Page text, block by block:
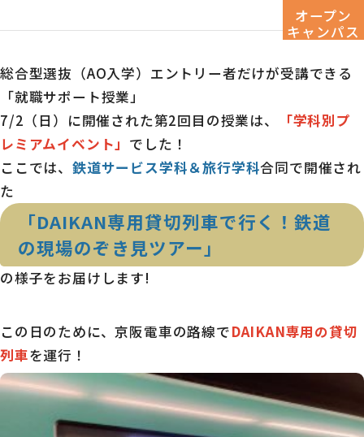
オープン
キャンパス
総合型選抜（AO入学）エントリー者だけが受講できる
「就職サポート授業」
7/2（日）に開催された第2回目の授業は、
「学科別プ
レミアムイベント」 でした！
ここでは、鉄道サービス学科＆旅行学科合同で開催され
た
「DAIKAN専用貸切列車で行く！鉄道
の現場のぞき見ツアー」
の様子をお届けします!
この日のために、京阪電車の路線でDAIKAN専用の貸切
列車を運行！